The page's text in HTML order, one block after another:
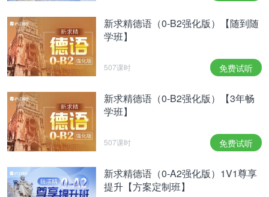
新求精德语（0-B2强化版）【随到随
学班】
507课时 免费试听
新求精德语（0-B2强化版）【3年畅
学班】
507课时 免费试听
新求精德语（0-A2强化版）1V1尊享
提升【方案定制班】